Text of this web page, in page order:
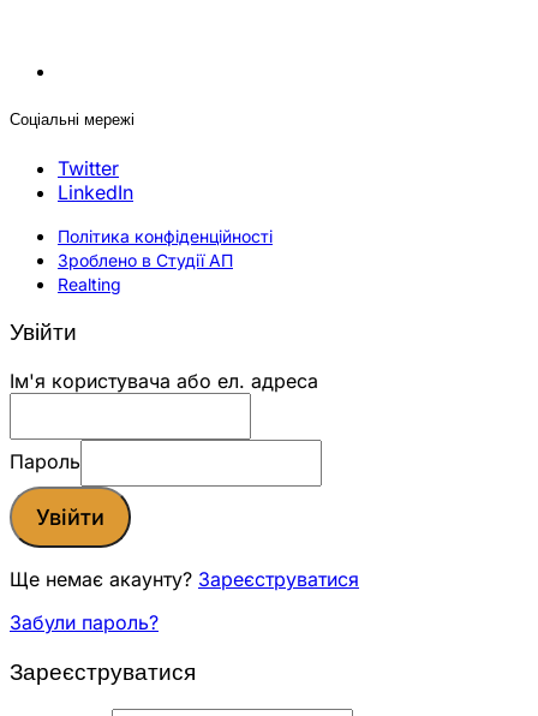
Соціальні мережі
Twitter
LinkedIn
Політика конфіденційності
Зроблено в Студії АП
Realting
Увійти
Ім'я користувача або ел. адреса
Пароль
Увійти
Ще немає акаунту? Зареєструватися
Забули пароль?
Зареєструватися